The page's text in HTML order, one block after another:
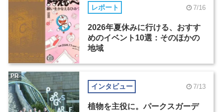
レポート 7/16
2026年夏休みに行ける、おすす
めのイベント10選：そのほかの
地域
インタビュー 7/13
植物を主役に。パークスガーデ
PR